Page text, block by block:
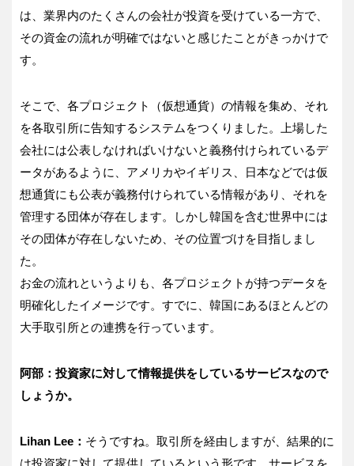
は、業界内のたくさんの会社が投資を受けている一方で、
その資金の流れが明確ではないと感じたことがきっかけで
す。
そこで、各プロジェクト（仮想通貨）の情報を集め、それ
を各取引所に告知するシステムをつくりました。上場した
会社には公表しなければいけないと義務付けられているデ
ータがあるように、アメリカやイギリス、日本などでは仮
想通貨にも公表が義務付けられている情報があり、それを
管理する団体が存在します。しかし韓国を含む世界中には
その団体が存在しないため、その位置づけを目指しまし
た。
お金の流れというよりも、各プロジェクトが持つデータを
明確化したイメージです。すでに、韓国にあるほとんどの
大手取引所との連携を行っています。
阿部：投資家に対して情報提供をしているサービスなので
しょうか。
Lihan Lee： そうですね。取引所を経由しますが、結果的に
は投資家に対して提供しているという形です。サービスを